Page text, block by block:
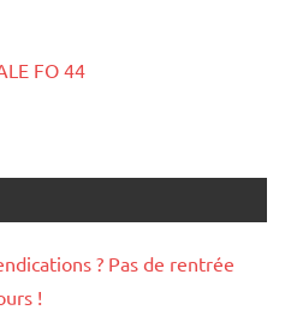
FO 44
? Pas de rentrée
!